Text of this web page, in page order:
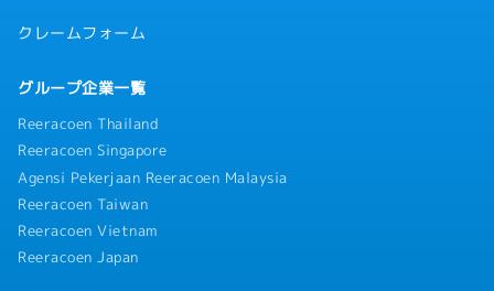
クレームフォーム
グループ企業一覧
Reeracoen Thailand
Reeracoen Singapore
Agensi Pekerjaan Reeracoen Malaysia
Reeracoen Taiwan
Reeracoen Vietnam
Reeracoen Japan